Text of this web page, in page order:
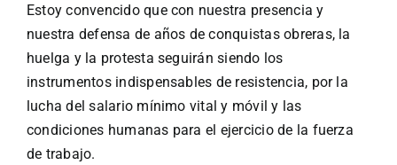
Estoy convencido que con nuestra presencia y
nuestra defensa de años de conquistas obreras, la
huelga y la protesta seguirán siendo los
instrumentos indispensables de resistencia, por la
lucha del salario mínimo vital y móvil y las
condiciones humanas para el ejercicio de la fuerza
de trabajo.